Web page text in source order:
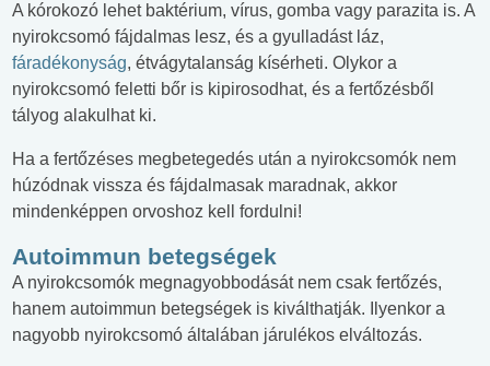
A kórokozó lehet baktérium, vírus, gomba vagy parazita is. A
nyirokcsomó fájdalmas lesz, és a gyulladást láz,
fáradékonyság, étvágytalanság kísérheti. Olykor a
nyirokcsomó feletti bőr is kipirosodhat, és a fertőzésből
tályog alakulhat ki.
Ha a fertőzéses megbetegedés után a nyirokcsomók nem
húzódnak vissza és fájdalmasak maradnak, akkor
mindenképpen orvoshoz kell fordulni!
Autoimmun betegségek
A nyirokcsomók megnagyobbodását nem csak fertőzés,
hanem autoimmun betegségek is kiválthatják. Ilyenkor a
nagyobb nyirokcsomó általában járulékos elváltozás.